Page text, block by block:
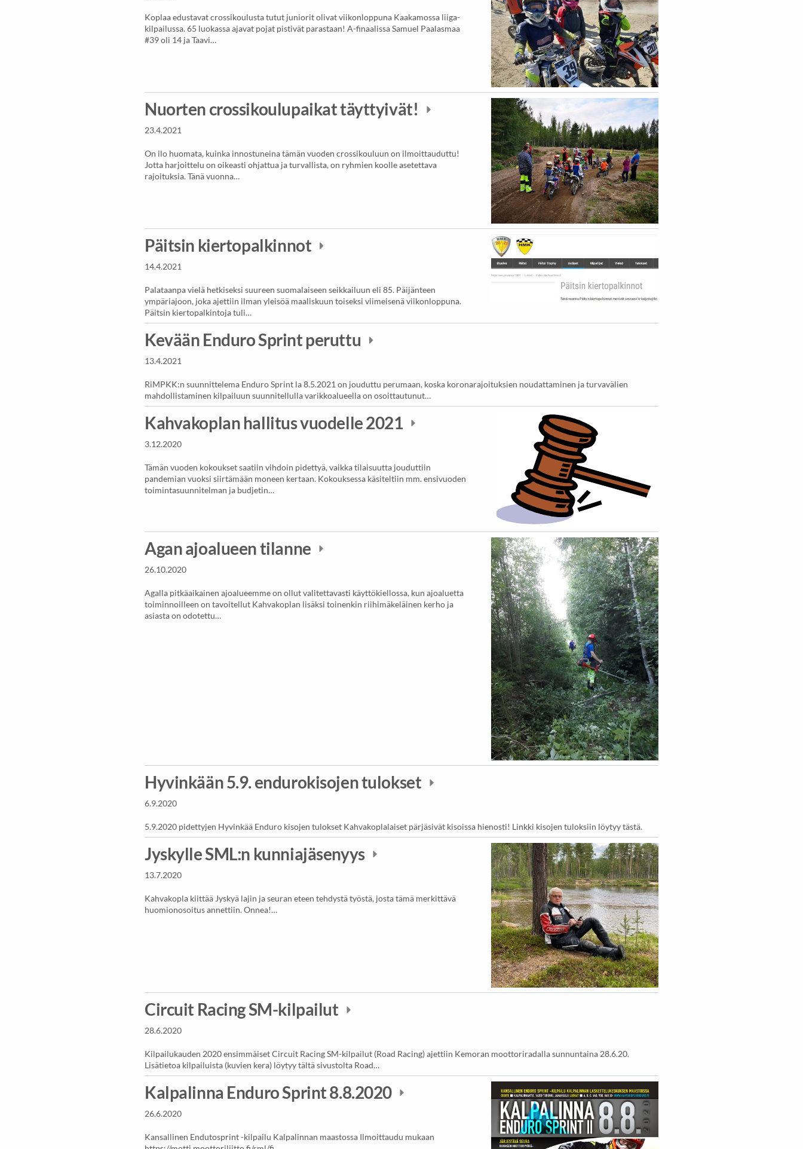
Koplaa edustavat crossikoulusta tutut juniorit olivat viikonloppuna Kaakamossa liiga-
kilpailussa. 65 luokassa ajavat pojat pistivät parastaan! A-finaalissa Samuel Paalasmaa
#39 oli 14 ja Taavi…
Nuorten crossikoulupaikat täyttyivät!
23.4.2021
On ilo huomata, kuinka innostuneina tämän vuoden crossikouluun on ilmoittauduttu!
Jotta harjoittelu on oikeasti ohjattua ja turvallista, on ryhmien koolle asetettava
rajoituksia. Tänä vuonna…
Päitsin kiertopalkinnot
14.4.2021
Palataanpa vielä hetkiseksi suureen suomalaiseen seikkailuun eli 85. Päijänteen
ympäriajoon, joka ajettiin ilman yleisöä maaliskuun toiseksi viimeisenä viikonloppuna.
Päitsin kiertopalkintoja tuli…
Kevään Enduro Sprint peruttu
13.4.2021
RiMPKK:n suunnittelema Enduro Sprint la 8.5.2021 on jouduttu perumaan, koska koronarajoituksien noudattaminen ja turvavälien
mahdollistaminen kilpailuun suunnitellulla varikkoalueella on osoittautunut…
Kahvakoplan hallitus vuodelle 2021
3.12.2020
Tämän vuoden kokoukset saatiin vihdoin pidettyä, vaikka tilaisuutta jouduttiin
pandemian vuoksi siirtämään moneen kertaan. Kokouksessa käsiteltiin mm. ensivuoden
toimintasuunnitelman ja budjetin…
Agan ajoalueen tilanne
26.10.2020
Agalla pitkäaikainen ajoalueemme on ollut valitettavasti käyttökiellossa, kun ajoaluetta
toiminnoilleen on tavoitellut Kahvakoplan lisäksi toinenkin riihimäkeläinen kerho ja
asiasta on odotettu…
Hyvinkään 5.9. endurokisojen tulokset
6.9.2020
5.9.2020 pidettyjen Hyvinkää Enduro kisojen tulokset Kahvakoplalaiset pärjäsivät kisoissa hienosti! Linkki kisojen tuloksiin löytyy tästä.
Jyskylle SML:n kunniajäsenyys
13.7.2020
Kahvakopla kiittää Jyskyä lajin ja seuran eteen tehdystä työstä, josta tämä merkittävä
huomionosoitus annettiin. Onnea!…
Circuit Racing SM-kilpailut
28.6.2020
Kilpailukauden 2020 ensimmäiset Circuit Racing SM-kilpailut (Road Racing) ajettiin Kemoran moottoriradalla sunnuntaina 28.6.20.
Lisätietoa kilpailuista (kuvien kera) löytyy tältä sivustolta Road…
Kalpalinna Enduro Sprint 8.8.2020
26.6.2020
Kansallinen Endutosprint -kilpailu Kalpalinnan maastossa Ilmoittaudu mukaan